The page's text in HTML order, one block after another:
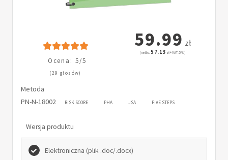
Ocena: 5/5
(29 głosów)
59.99 zł
(netto:57.13 zł + VAT: 5%)
Metoda
PN-N-18002
RISK SCORE PHA JSA FIVE STEPS
Wersja produktu
Elektroniczna (plik .doc/.docx)